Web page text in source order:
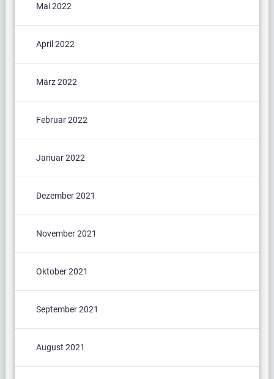
Mai 2022
April 2022
März 2022
Februar 2022
Januar 2022
Dezember 2021
November 2021
Oktober 2021
September 2021
August 2021